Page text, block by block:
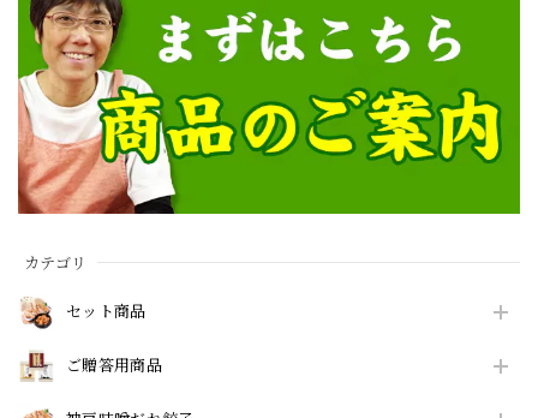
カテゴリ
セット商品
ご贈答用商品